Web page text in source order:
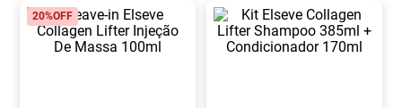
20%OFF